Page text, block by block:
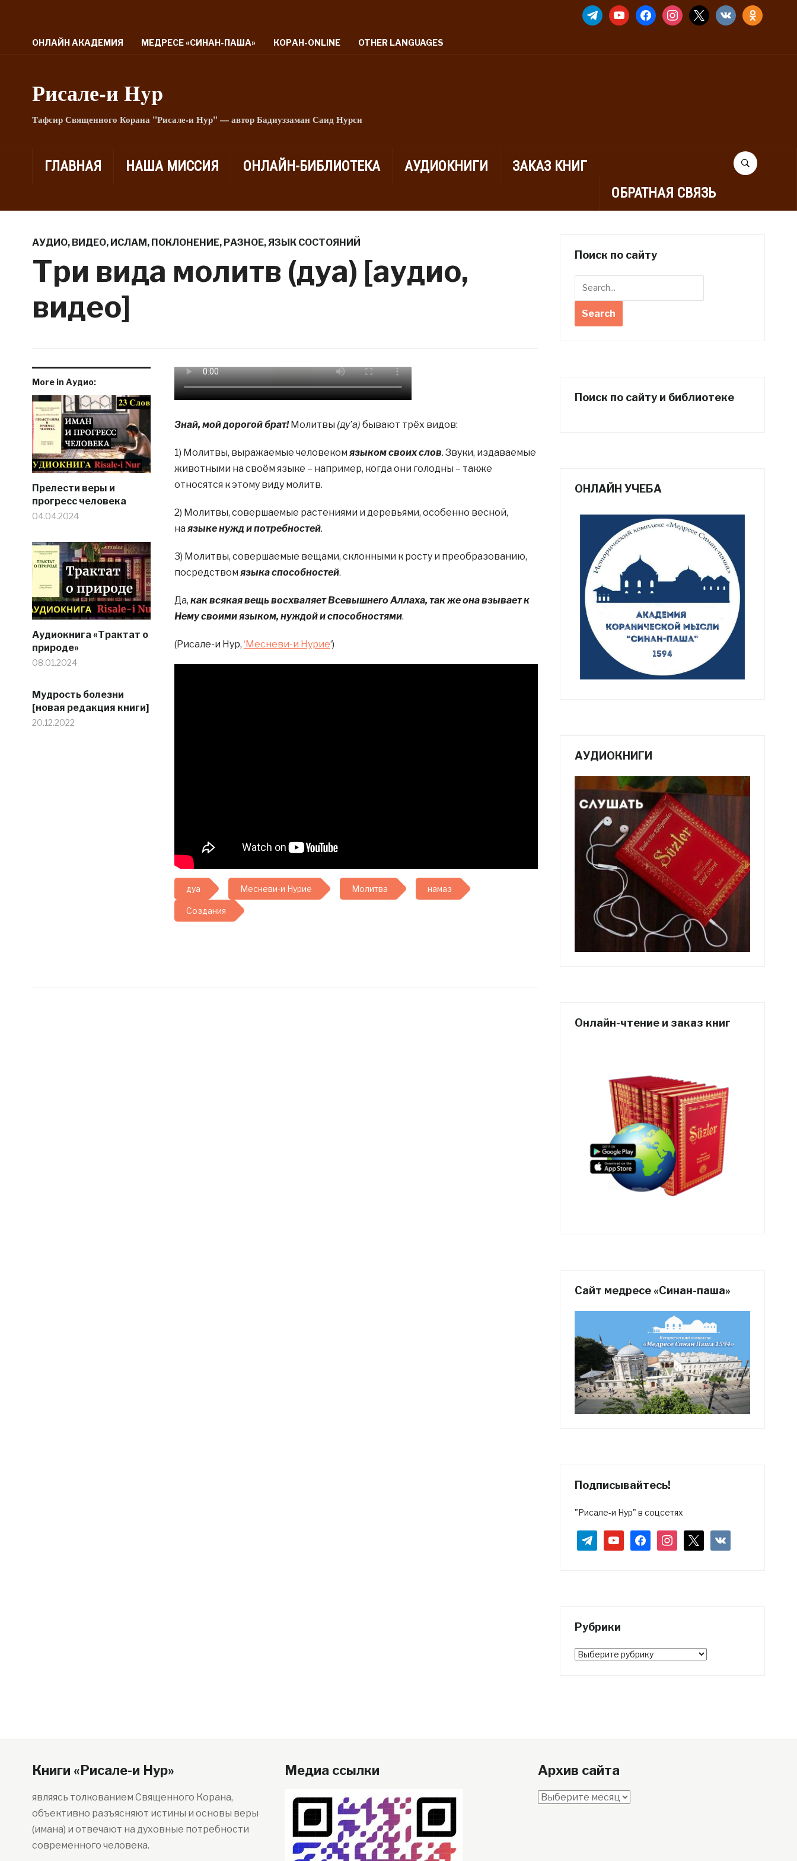
TELEGRAMYOUTUBEFACEBOOKINSTAGRAM
X VKONTAKTE
ОНЛАЙН АКАДЕМИЯ МЕДРЕСЕ «СИНАН-ПАША» КОРАН-ONLINE OTHER LANGUAGES
Рисале-и Hyp
Тафсир Священного Корана "Рисале-и Нур" — автор Бадиуззаман Саид Нурси
ГЛАВНАЯ НАША МИССИЯ ОНЛАЙН-БИБЛИОТЕКА АУДИОКНИГИ
ЗАКАЗ КНИГ
ОБРАТНАЯ СВЯЗЬ
АУДИО, ВИДЕО, ИСЛАМ, ПОКЛОНЕНИЕ, РАЗНОЕ,ЯЗЫК СОСТОЯНИЙ
Три вида молитв (дуа) [аудио,
видео]
More in Аудио:
Прелести веры и
прогресс человека
04.04.2024
Аудиокнига «Трактат о
природе»
08.01.2024
Мудрость болезни
[новая редакция книги]
20.12.2022
Знай, мой дорогой брат!Молитвы (ду’а) бывают трёх видов:
1) Молитвы, выражаемые человеком языком своих слов. Звуки, издаваемые
животными на своём языке – например, когда они голодны – также
относятся к этому виду молитв.
2) Молитвы, совершаемые растениями и деревьями, особенно весной,
на языке нужд и потребностей.
3) Молитвы, совершаемые вещами, склонными к росту и преобразованию,
посредством языка способностей.
Да, как всякая вещь восхваляет Всевышнего Аллаха, так же она взывает к
Нему своими языком, нуждой и способностями.
(Рисале-и Нур, ‘Месневи-и Нурие‘)
дуа Месневи-и Нурие Молитва намаз
Создания
Поиск по сайту
Поиск по сайту и библиотеке
ОНЛАЙН УЧЕБА
АУДИОКНИГИ
Онлайн-чтение и заказ книг
Сайт медресе «Синан-паша»
Подписывайтесь!
"Рисале-и Нур" в соцсетях
telegramyoutubefacebookinstagram vkontakte
Рубрики
Рубрики
Книги «Рисале-и Нур»
являясь толкованием Священного Корана,
объективно разъясняют истины и основы веры
(имана) и отвечают на духовные потребности
современного человека.
Медиа ссылки Архив сайта
Архив